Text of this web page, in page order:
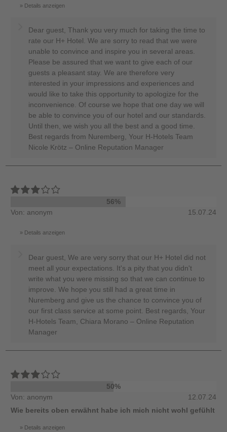
Details anzeigen
Dear guest, Thank you very much for taking the time to
rate our H+ Hotel. We are sorry to read that we were
unable to convince and inspire you in several areas.
Please be assured that we want to give each of our
guests a pleasant stay. We are therefore very
interested in your impressions and experiences and
would like to take this opportunity to apologize for the
inconvenience. Of course we hope that one day we will
be able to convince you of our hotel and our standards.
Until then, we wish you all the best and a good time.
Best regards from Nuremberg, Your H-Hotels Team
Nicole Krötz – Online Reputation Manager
56%
Von: anonym
15.07.24
Details anzeigen
Dear guest, We are very sorry that our H+ Hotel did not
meet all your expectations. It's a pity that you didn't
write what you were missing so that we can continue to
improve. We hope you still had a great time in
Nuremberg and give us the chance to convince you of
our first class service at some point. Best regards, Your
H-Hotels Team, Chiara Morano – Online Reputation
Manager
50%
Von: anonym
12.07.24
Wie bereits oben erwähnt habe ich mich nicht wohl gefühlt
Details anzeigen